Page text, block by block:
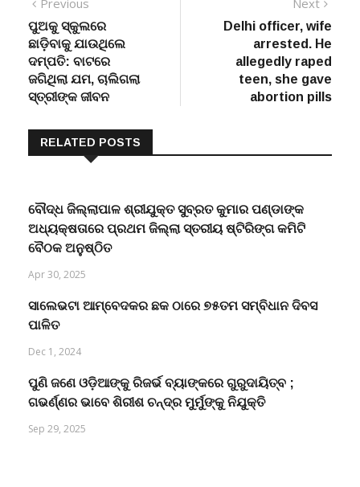
Post
navigation
Previous
post:
ପୁଅକୁ ସ୍କୁଲରେ
ଛାଡ଼ିବାକୁ ଯାଉଥିଲେ
ଦମ୍ପତି: ବାଟରେ
ଜଗିଥିଲା ଯମ, ଚାଲିଗଲା
ସ୍ତ୍ରୀଙ୍କ ଜୀବନ
Next
Delhi officer, wife
arrested. He
allegedly raped
teen, she gave
abortion pills
RELATED POSTS
ବୌଦ୍ଧ ଜିଲ୍ଲାପାଳ ଶ୍ରୀଯୁକ୍ତ ସୁବ୍ରତ କୁମାର ପଣ୍ଡାଙ୍କ
ଅଧ୍ୟକ୍ଷତାରେ ପ୍ରଥମ ଜିଲ୍ଲା ସ୍ତରୀୟ ଷ୍ଟିରିଙ୍ଗ କମିଟି
ବୈଠକ ଅନୁଷ୍ଠିତ
Apr 30, 2025
ସାଲେଭଟା ଆମ୍ବେଦକର ଛକ ଠାରେ ୭୫ତମ ସମ୍ବିଧାନ ଦିବସ
ପାଳିତ
Dec 1, 2024
ପୁଣି ଜଣେ ଓଡ଼ିଆଙ୍କୁ ରିଜର୍ଭ ବ୍ୟାଙ୍କରେ ଗୁରୁଦାୟିତ୍ବ ;
ଗଭର୍ଣ୍ଣର ଭାବେ ଶିରୀଶ ଚନ୍ଦ୍ର ମୁର୍ମୁଙ୍କୁ ନିଯୁକ୍ତି
Sep 29, 2025